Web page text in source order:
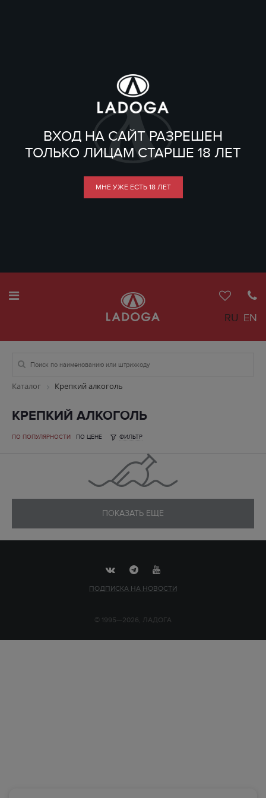
ВХОД НА САЙТ РАЗРЕШЕН
ТОЛЬКО ЛИЦАМ СТАРШЕ 18 ЛЕТ
МНЕ УЖЕ ЕСТЬ 18 ЛЕТ
RU EN
Каталог Крепкий алкоголь
КРЕПКИЙ АЛКОГОЛЬ
ПО ПОПУЛЯРНОСТИ ПО ЦЕНЕ ФИЛЬТР
ПОКАЗАТЬ ЕЩЕ
ПОДПИСКА НА НОВОСТИ
© 1995—2026, ЛАДОГА